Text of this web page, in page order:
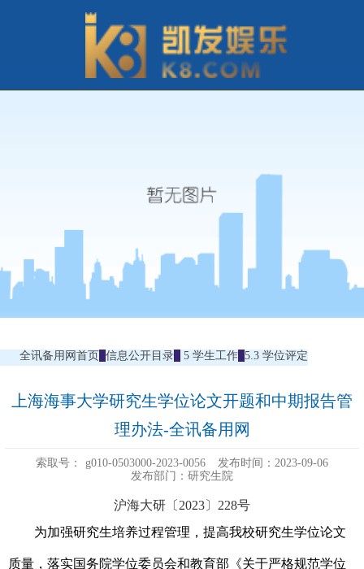
全讯备用网首页 信息公开目录 5 学生工作 5.3 学位评定
上海海事大学研究生学位论文开题和中期报告管
理办法-全讯备用网
索取号： g010-0503000-2023-0056
发布时间：2023-09-06
发布部门：研究生院
沪海大研〔2023〕228号
为加强研究生培养过程管理，提高我校研究生学位论文
质量，落实国务院学位委员会和教育部《关于严格规范学位